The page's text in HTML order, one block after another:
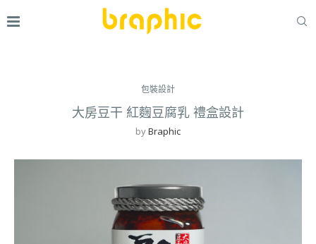
包裝設計
大房豆干 紅麴豆腐乳 禮盒設計
byBraphic